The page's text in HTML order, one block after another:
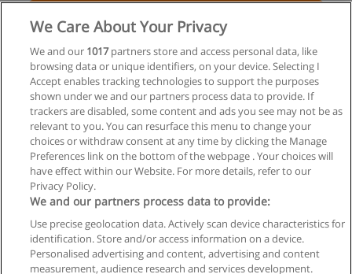
Carrera en Diseño de Interiores
Instituto superior "Almafuerte"
Solicita información
Privacidad de datos
Contactar con Educaedu
We Care About Your Privacy
We and our 1017partners store and access personal data, like
browsing data or unique identifiers, on your device. Selecting I
Accept enables tracking technologies to support the purposes
shown under we and our partners process data to provide. If
trackers are disabled, some content and ads you see may not be as
relevant to you. You can resurface this menu to change your
choices or withdraw consent at any time by clicking the Manage
Preferences link on the bottom of the webpage . Your choices will
have effect within our Website. For more details, refer to our
Privacy Policy.
We and our partners process data to provide:
Use precise geolocation data. Actively scan device characteristics for
identification. Store and/or access information on a device.
Personalised advertising and content, advertising and content
measurement, audience research and services development.